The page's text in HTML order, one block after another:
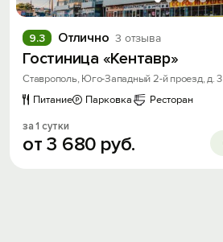
Отлично 3 отзыва
9.3
Гостиница «Кентавр»
Ставрополь, Юго-Западный 2-й проезд, д. 3
Питание
Парковка Ресторан
за 1 сутки
от3 680 руб.